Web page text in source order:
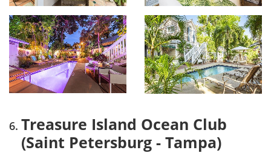
Treasure Island Ocean Club
(Saint Petersburg - Tampa)